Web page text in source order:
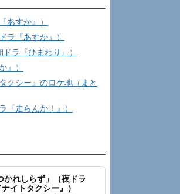
あすか』）
ラ『あすか』）
ラ『ひまわり』）
』）
クシー』のロケ地（まと
『走らんか！』）
かれしらず」（夜ドラ
ナイトタクシー』）